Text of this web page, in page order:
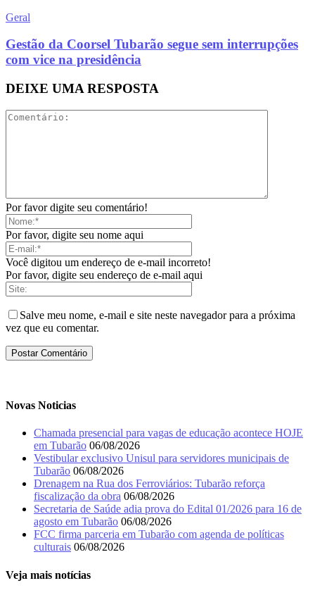
Geral
Gestão da Coorsel Tubarão segue sem interrupções
com vice na presidência
DEIXE UMA RESPOSTA
Por favor digite seu comentário!
Por favor, digite seu nome aqui
Você digitou um endereço de e-mail incorreto!
Por favor, digite seu endereço de e-mail aqui
Salve meu nome, e-mail e site neste navegador para a próxima
vez que eu comentar.
Novas Noticias
Chamada presencial para vagas de educação acontece HOJE
em Tubarão 06/08/2026
Vestibular exclusivo Unisul para servidores municipais de
Tubarão 06/08/2026
Drenagem na Rua dos Ferroviários: Tubarão reforça
fiscalização da obra 06/08/2026
Secretaria de Saúde adia prova do Edital 01/2026 para 16 de
agosto em Tubarão 06/08/2026
FCC firma parceria em Tubarão com agenda de políticas
culturais 06/08/2026
Veja mais notícias